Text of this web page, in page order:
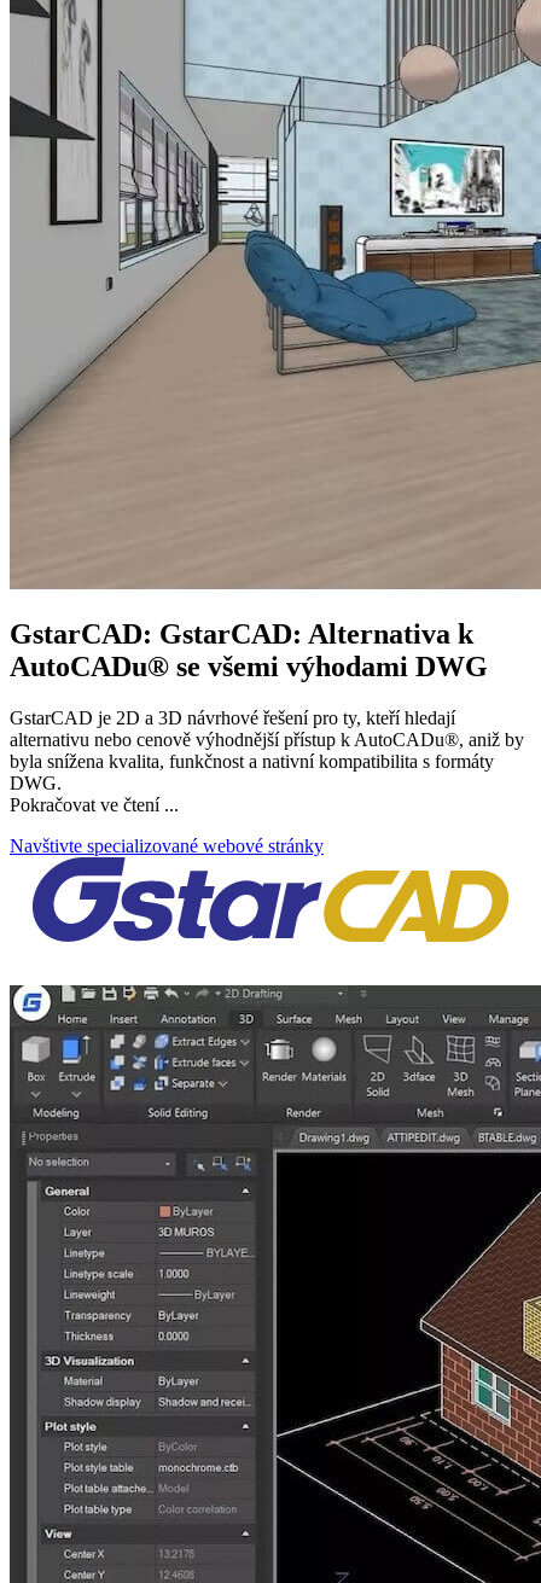
GstarCAD: GstarCAD: Alternativa k
AutoCADu® se všemi výhodami DWG
GstarCAD je 2D a 3D návrhové řešení pro ty, kteří hledají
alternativu nebo cenově výhodnější přístup k AutoCADu®, aniž by
byla snížena kvalita, funkčnost a nativní kompatibilita s formáty
DWG.
Pokračovat ve čtení ...
Navštivte specializované webové stránky